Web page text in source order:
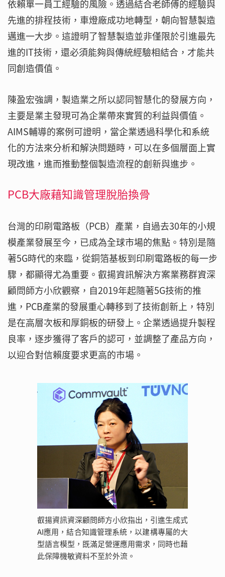
依賴單一員工經驗的風險。透過結合老師傅的經驗與
先進的排程技術，車燈廠成功地轉型，朝向智慧製造
邁進一大步。這證明了智慧製造並非僅限於引進最先
進的IT技術，還必須能夠與傳統經驗相結合，才能共
同創造價值。
陳盈宏強調，製造業之所以認同智慧化的發展方向，
主要是業主發現可為企業帶來實質的利益與價值。
AIMS輔導的案例可證明，當企業透過科學化和系統
化的方法來分析和解決問題時，可以在多個層面上實
現改進，進而推動整個製造流程的創新與進步。
PCB大廠藉知識管理脫胎換骨
台灣的印刷電路板（PCB）產業，自過去30年的小規
模產業發展至今，已成為全球市場的焦點。特別是隨
著5G時代的來臨，從銅箔基板到印刷電路板的每一步
驟，都顯得尤為重要。叡揚資訊解決方案業務群資深
顧問師方小欣觀察，自2019年起隨著5G技術的推
進，PCB產業的發展重心轉移到了技術創新上，特別
是在高層次板和厚銅板的研發上。企業透過提升製程
良率，逐步獲得了客戶的認可，並調整了產品方向，
以迎合對信賴度要求更高的市場。
叡揚資訊資深顧問師方小欣指出，引進生成式
AI應用，結合知識管理系統，以建構專屬的大
型語言模型，既滿足營運應用需求，同時也藉
此保障機敏資料不至於外流。